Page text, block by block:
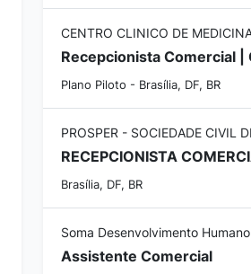
Plano Piloto - Brasília, DF, BR
Brasília, DF, BR
Soma Desenvolvimento Humano
Assistente Comercial